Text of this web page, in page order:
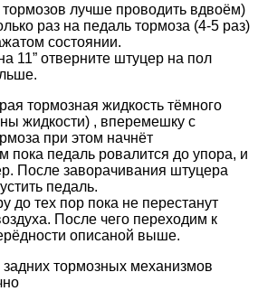
лучше проводить вдвоём)
раз на педаль тормоза (4-5 раз)
состоянии.
11” отверните штуцер на пол
тормозная жидкость тёмного
жидкости) , вперемешку с
при этом начнёт
пока педаль ровалится до упора, и
После заворачивания штуцера
педаль.
до тех пор пока не перестанут
После чего переходим к
описаной выше.
задних тормозных механизмов